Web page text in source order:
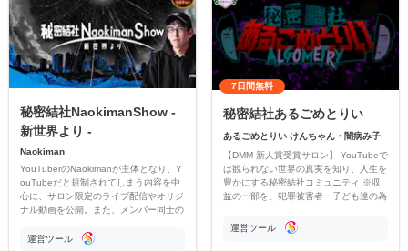
秘密結社NaokimanShow -
新世界より -
Naokiman
YouTuberのNaokimanが主体となり、Y
ouTubeだと規制されてしまう内容を中
心に、サロン限定のライブ配信やオリジ
ナル動画を公開。また、メンバー同士の
ただいています。
運営ツール
7日間無料
秘密結社あるごめとりい
あるごめとりい けんちゃん・闇病み子
【DMM 新人賞受賞サロン】 YouTubeで
は観られない世界の真実を知り、人生を
豊かにする秘密結社コミュニティ ※収
益の一部を、犯罪被害者・子ども達の為
す運営ツール